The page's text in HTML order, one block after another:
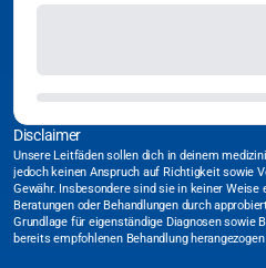
Disclaimer
Unsere Leitfäden sollen dich in deinem
jedoch keinen Anspruch auf Richtigkeit sowie
Gewähr. Insbesondere sind sie in keiner
Beratungen oder Behandlungen durch
Grundlage für eigenständige Diagnosen sowie
bereits empfohlenen Behandlung